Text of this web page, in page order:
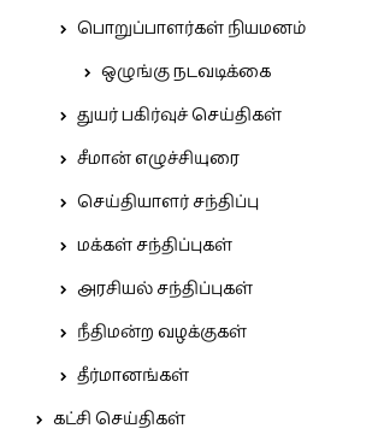
பொறுப்பாளர்கள் நியமனம்
ஒழுங்கு நடவடிக்கை
துயர் பகிர்வுச் செய்திகள்
சீமான் எழுச்சியுரை
செய்தியாளர் சந்திப்பு
மக்கள் சந்திப்புகள்
அரசியல் சந்திப்புகள்
நீதிமன்ற வழக்குகள்
தீர்மானங்கள்
கட்சி செய்திகள்